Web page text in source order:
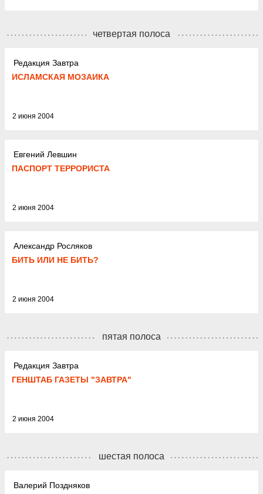
четвертая полоса
Редакция Завтра
ИСЛАМСКАЯ МОЗАИКА
2 июня 2004
Евгений Левшин
ПАСПОРТ ТЕРРОРИСТА
2 июня 2004
Александр Росляков
БИТЬ ИЛИ НЕ БИТЬ?
2 июня 2004
пятая полоса
Редакция Завтра
ГЕНШТАБ ГАЗЕТЫ "ЗАВТРА"
2 июня 2004
шестая полоса
Валерий Поздняков